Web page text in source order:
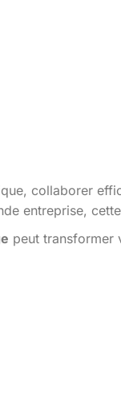
collaborer
entreprise,
peut transformer